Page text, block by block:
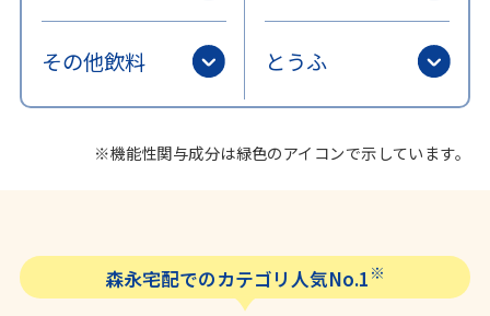
その他飲料 とうふ
※機能性関与成分は緑色のアイコンで示しています。
森永宅配でのカテゴリ人気No.1 ※